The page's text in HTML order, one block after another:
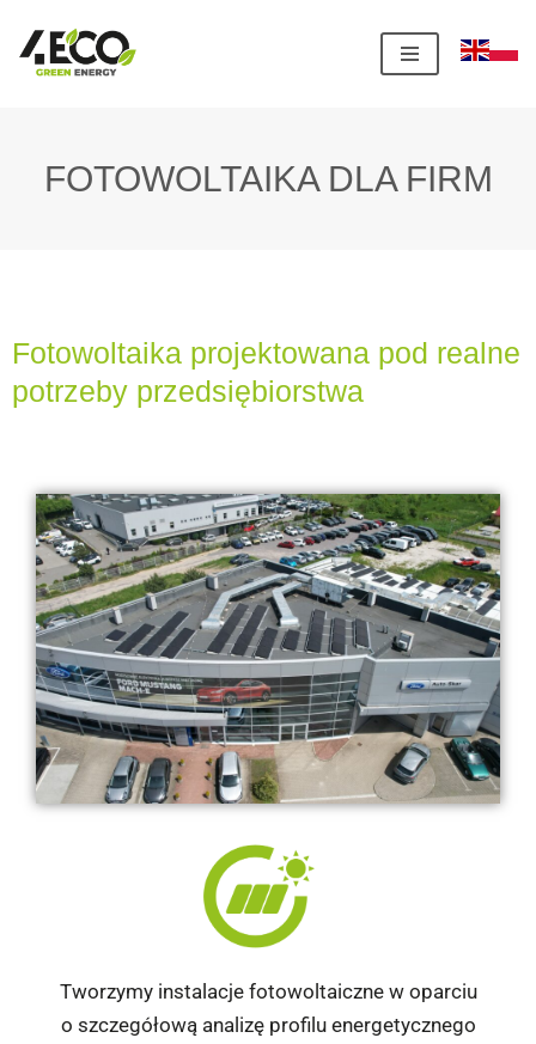
Przejdź
FOTOWOLTAIKA DLA FIRM
Fotowoltaika projektowana pod realne
potrzeby przedsiębiorstwa
Tworzymy instalacje fotowoltaiczne w oparciu
o szczegółową analizę profilu energetycznego